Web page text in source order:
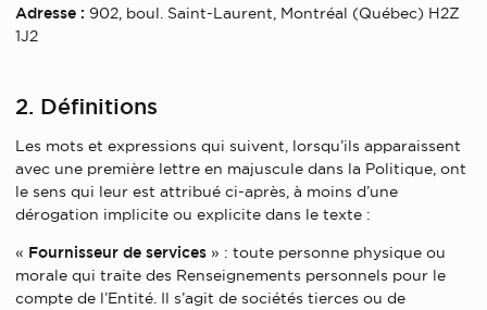
Adresse : 902, boul. Saint-Laurent, Montréal (Québec) H2Z
1J2
2. Définitions
Les mots et expressions qui suivent, lorsqu’ils apparaissent
avec une première lettre en majuscule dans la Politique, ont
le sens qui leur est attribué ci-après, à moins d’une
dérogation implicite ou explicite dans le texte :
« Fournisseur de services » : toute personne physique ou
morale qui traite des Renseignements personnels pour le
compte de l’Entité. Il s’agit de sociétés tierces ou de